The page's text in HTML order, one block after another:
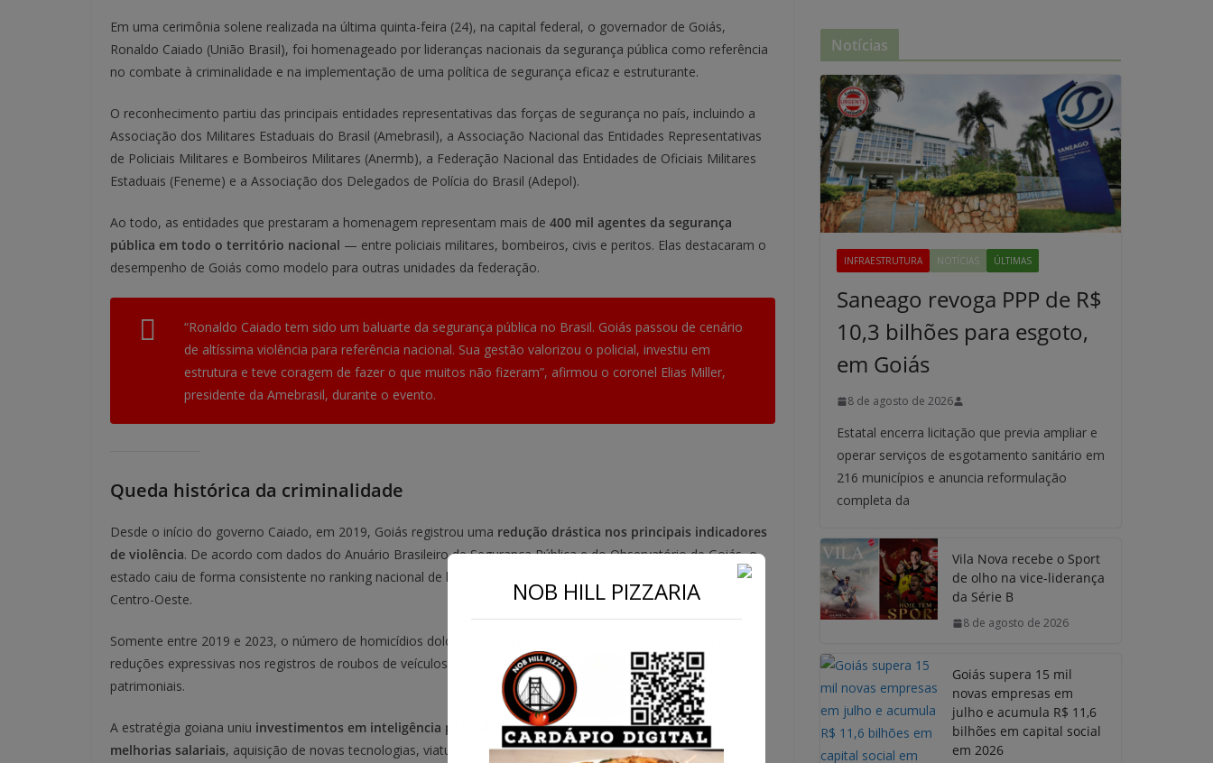
Em uma cerimônia solene realizada na última quinta-feira (24), na capital federal, o governador de Goiás,
Ronaldo Caiado (União Brasil), foi homenageado por lideranças nacionais da segurança pública como referência
no combate à criminalidade e na implementação de uma política de segurança eficaz e estruturante.
O reconhecimento partiu das principais entidades representativas das forças de segurança no país, incluindo a
Associação dos Militares Estaduais do Brasil (Amebrasil), a Associação Nacional das Entidades Representativas
de Policiais Militares e Bombeiros Militares (Anermb), a Federação Nacional das Entidades de Oficiais Militares
Estaduais (Feneme) e a Associação dos Delegados de Polícia do Brasil (Adepol).
Ao todo, as entidades que prestaram a homenagem representam mais de 400 mil agentes da segurança
pública em todo o território nacional — entre policiais militares, bombeiros, civis e peritos. Elas destacaram o
desempenho de Goiás como modelo para outras unidades da federação.
“Ronaldo Caiado tem sido um baluarte da segurança pública no Brasil. Goiás passou de cenário
de altíssima violência para referência nacional. Sua gestão valorizou o policial, investiu em
estrutura e teve coragem de fazer o que muitos não fizeram”, afirmou o coronel Elias Miller,
presidente da Amebrasil, durante o evento.
Queda histórica da criminalidade
Desde o início do governo Caiado, em 2019, Goiás registrou uma redução drástica nos principais indicadores
de violência. De acordo com dados do Anuário Brasileiro de Segurança Pública e do Observatório de Goiás, o
estado caiu de forma consistente no ranking nacional de homicídios e hoje figura entre os mais seguros do
Centro-Oeste.
Somente entre 2019 e 2023, o número de homicídios dolosos teve queda superior a 40%. Além disso, houve
reduções expressivas nos registros de roubos de veículos, assaltos a instituições financeiras e crimes
patrimoniais.
A estratégia goiana uniu investimentos em inteligência policial reestruturação das forças de segurança
melhorias salariais, aquisição de novas tecnologias, viaturas e armamentos, além da integração entre as
Notícias
INFRAESTRUTURA NOTÍCIAS ÚLTIMAS
Saneago revoga PPP de R$
10,3 bilhões para esgoto,
em Goiás
8 de agosto de 2026
Estatal encerra licitação que previa ampliar e
operar serviços de esgotamento sanitário em
216 municípios e anuncia reformulação
completa da
Vila Nova recebe o Sport
de olho na vice-liderança
da Série B
8 de agosto de 2026
Goiás supera 15 mil
novas empresas em
julho e acumula R$ 11,6
bilhões em capital social
em 2026
NOB HILL PIZZARIA